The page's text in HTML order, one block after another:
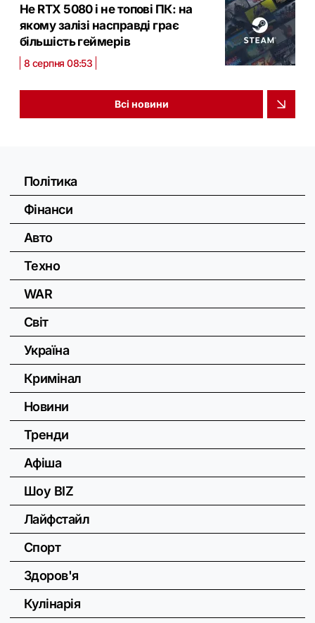
Не RTX 5080 і не топові ПК: на
якому залізі насправді грає
більшість геймерів
8 серпня 08:53
Всі новини
Політика
Фінанси
Авто
Техно
WAR
Світ
Україна
Кримінал
Новини
Тренди
Афіша
Шоу BIZ
Лайфстайл
Спорт
Здоров'я
Кулінарія